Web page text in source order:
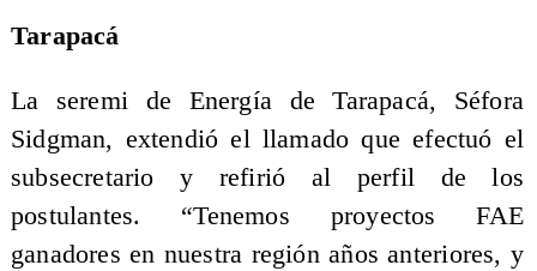
Tarapacá
La seremi de Energía de Tarapacá, Séfora
Sidgman, extendió el llamado que efectuó el
subsecretario y refirió al perfil de los
postulantes. “Tenemos proyectos FAE
ganadores en nuestra región años anteriores, y